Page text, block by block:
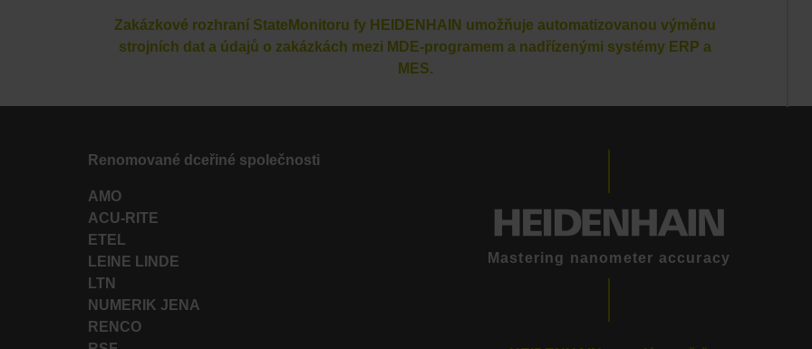
Zakázkové rozhraní StateMonitoru fy HEIDENHAIN umožňuje automatizovanou výměnu
strojních dat a údajů o zakázkách mezi MDE-programem a nadřízenými systémy ERP a
MES.
Renomované dceřiné společnosti
AMO
ACU-RITE
ETEL
LEINE LINDE
LTN
NUMERIK JENA
RENCO
Mastering nanometer accuracy